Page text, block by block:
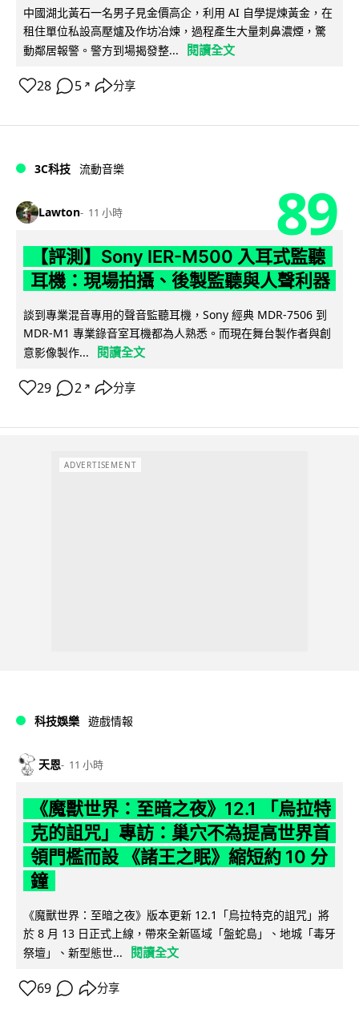
中國湖北黃石一名男子見金價高企，利用 AI 自學提煉黃金，在
租住單位私設高壓爐及作坊冶煉，過程產生大量刺鼻濃煙，驚
動鄰居報警。警方到場揭發整...
閱讀全文
28 5 ↗ 分享
3C科技 流動音樂
Lawton 11 小時 89
【評測】Sony IER-M500 入耳式監聽
耳機：現場拍攝、後製監聽與人聲利器
談到專業混音專用的聲音監聽耳機，Sony 經典 MDR-7506 到
MDR-M1 專業錄音室耳機都為人熟悉。而現在舞台製作者與創
意影像製作...
閱讀全文
29 2 ↗ 分享
ADVERTISEMENT
科技娛樂 遊戲情報
天恩 11 小時
《魔獸世界：至暗之夜》12.1 「烏拉特
克的詛咒」專訪：巢穴不為提高世界首
領門檻而設 《諸王之眠》縮短約 10 分
鐘
《魔獸世界：至暗之夜》版本更新 12.1「烏拉特克的詛咒」將
於 8 月 13 日正式上線，帶來全新區域「盤蛇島」、地城「毒牙
祭壇」、新型態世...
閱讀全文
69 分享